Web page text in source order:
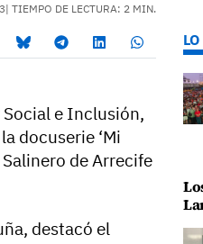
| TIEMPO DE LECTURA: 2 MIN.
Social e Inclusión,
docuserie ‘Mi
de Arrecife
destacó el